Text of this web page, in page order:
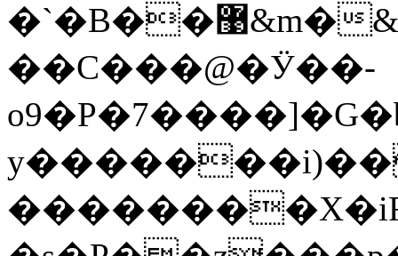
�`�B��޹&m�&i��ǐ�VS���
��C���@�Ӱ��-